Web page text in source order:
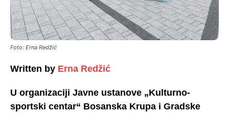
Foto: Erna Redžić
Written by Erna Redžić
U organizaciji Javne ustanove „Kulturno-
sportski centar“ Bosanska Krupa i Gradske